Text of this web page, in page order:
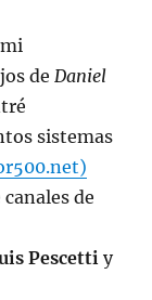
de Daniel
sistemas
de
Pescetti y